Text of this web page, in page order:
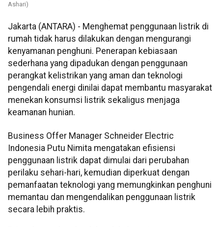
Ashari)
Jakarta (ANTARA) - Menghemat penggunaan listrik di
rumah tidak harus dilakukan dengan mengurangi
kenyamanan penghuni. Penerapan kebiasaan
sederhana yang dipadukan dengan penggunaan
perangkat kelistrikan yang aman dan teknologi
pengendali energi dinilai dapat membantu masyarakat
menekan konsumsi listrik sekaligus menjaga
keamanan hunian.
Business Offer Manager Schneider Electric
Indonesia Putu Nimita mengatakan efisiensi
penggunaan listrik dapat dimulai dari perubahan
perilaku sehari-hari, kemudian diperkuat dengan
pemanfaatan teknologi yang memungkinkan penghuni
memantau dan mengendalikan penggunaan listrik
secara lebih praktis.